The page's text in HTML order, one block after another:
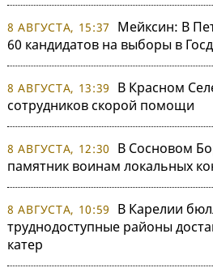
8 АВГУСТА, 15:37
Мейксин: В
60 кандидатов на выборы в
8 АВГУСТА, 13:39
В Красном
сотрудников скорой помощи
8 АВГУСТА, 12:30
В Сосновом
памятник воинам локальных
8 АВГУСТА, 10:59
В Карелии
труднодоступные районы
катер